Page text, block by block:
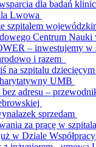
dla badań
Lwowa
szpitalem
Centrum
– inwestujemy w
i razem
na szpitalu dziecięcym
UMB
bez adresu –
sprzedam
za pracę w
w Dziale